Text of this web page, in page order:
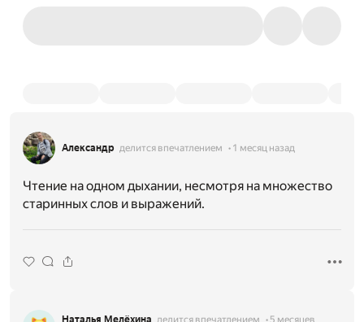
Александр делится впечатлением 1 месяц назад
Чтение на одном дыхании, несмотря на множество
старинных слов и выражений.
Наталья Мелёхина делится впечатлением 5 месяцев